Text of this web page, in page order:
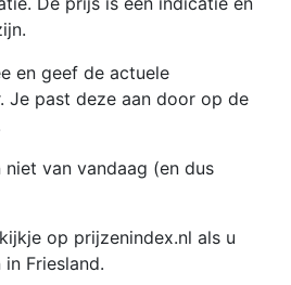
en geef de actuele
Je past deze aan door op de
van vandaag (en dus
op prijzenindex.nl als u
Friesland.